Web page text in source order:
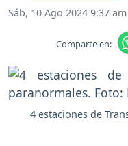
Sáb, 10 Ago 2024 9:37 am
Comparte en:
4 estaciones de